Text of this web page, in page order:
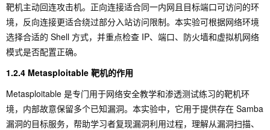
靶机主动回连攻击机。正向连接适合同一内网且目标端口可访问的环
境，反向连接更适合绕过部分入站访问限制。本实验可根据网络环境
选择合适的 Shell 方式，并重点检查 IP、端口、防火墙和虚拟机网络
模式是否配置正确。
1.2.4 Metasploitable 靶机的作用
Metasploitable 是专门用于网络安全教学和渗透测试练习的靶机环
境，内部故意保留多个已知漏洞。本实验中，它用于提供存在 Samba
漏洞的目标服务，帮助学习者复现漏洞利用过程，理解从漏洞扫描、